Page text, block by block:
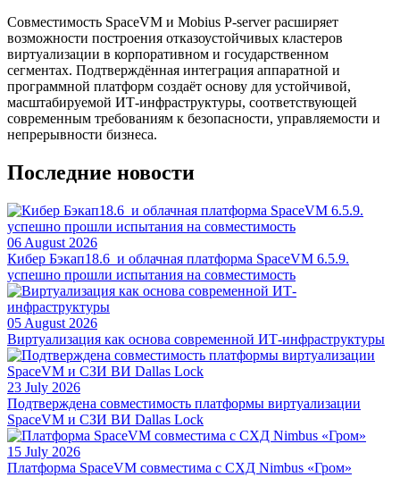
Совместимость SpaceVM и Mobius P-server расширяет
возможности построения отказоустойчивых кластеров
виртуализации в корпоративном и государственном
сегментах. Подтверждённая интеграция аппаратной и
программной платформ создаёт основу для устойчивой,
масштабируемой ИТ-инфраструктуры, соответствующей
современным требованиям к безопасности, управляемости и
непрерывности бизнеса.
Последние новости
06 August 2026
Кибер Бэкап18.6 и облачная платформа SpaceVM 6.5.9.
успешно прошли испытания на совместимость
05 August 2026
Виртуализация как основа современной ИТ-инфраструктуры
23 July 2026
Подтверждена совместимость платформы виртуализации
SpaceVM и СЗИ ВИ Dallas Lock
15 July 2026
Платформа SpaceVM совместима с СХД Nimbus «Гром»